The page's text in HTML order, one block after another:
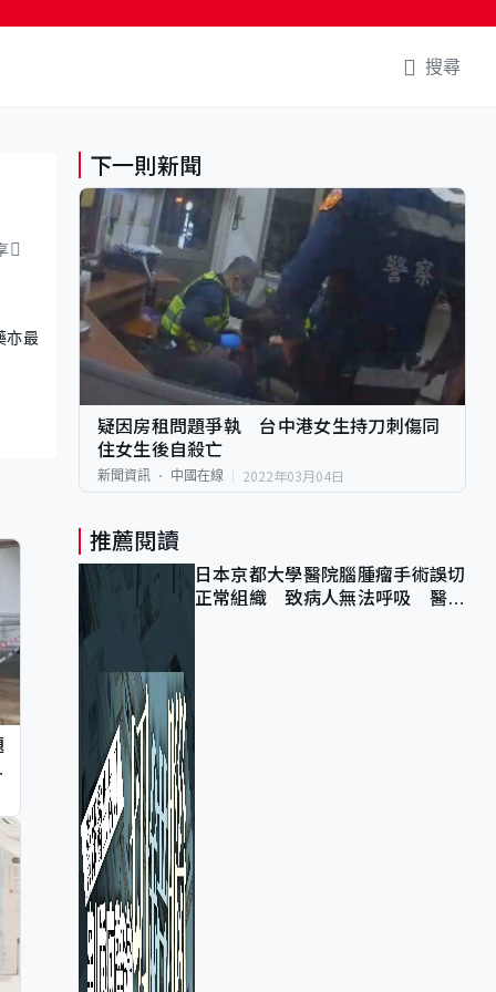
搜尋
亦最
下一則新聞
疑因房租問題爭執 台中港女生持刀刺傷同
住女生後自殺亡
新聞資訊 中國在線 2022年03月04日
推薦閱讀
日本京都大學醫院腦腫瘤手術誤切
正常組織 致病人無法呼吸 醫院